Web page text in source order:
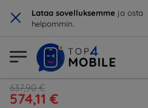
× Lataa sovelluksemme ja osta
helpommin.
637,90 €
574,11 €